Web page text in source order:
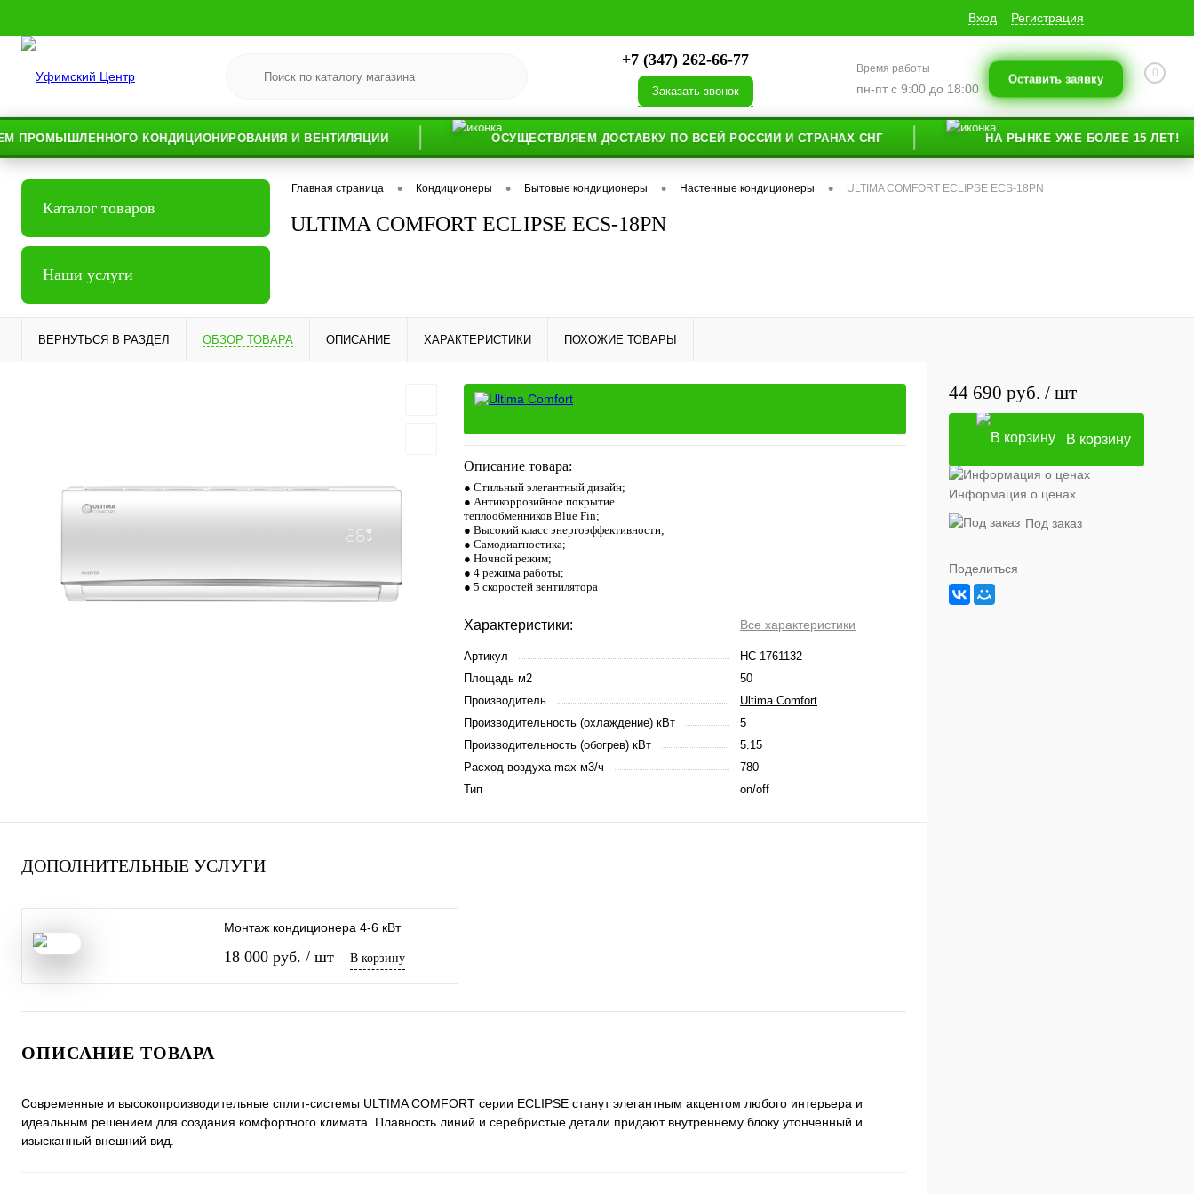
Вход Регистрация
+7 (347) 262-66-77
Заказать звонок
Оставить заявку
Время работы
пн-пт с 9:00 до 18:00
0
КОНДИЦИОНИРОВАНИЯ И ВЕНТИЛЯЦИИ ОСУЩЕСТВЛЯЕМ ДОСТАВКУ ПО ВСЕЙ РОССИИ И СТРАНАХ СНГ НА РЫНКЕ УЖЕ БОЛЕЕ 15 ЛЕТ!
Каталог товаров
Наши услуги
Главная страница • Кондиционеры • Бытовые кондиционеры • Настенные кондиционеры • ULTIMA COMFORT ECLIPSE ECS-18PN
ULTIMA COMFORT ECLIPSE ECS-18PN
ВЕРНУТЬСЯ В РАЗДЕЛ ОБЗОР ТОВАРА ОПИСАНИЕ ХАРАКТЕРИСТИКИ ПОХОЖИЕ ТОВАРЫ
Описание товара:
● Стильный элегантный дизайн;
● Антикоррозийное покрытие
теплообменников Blue Fin;
● Высокий класс энергоэффективности;
● Самодиагностика;
● Ночной режим;
● 4 режима работы;
● 5 скоростей вентилятора
Характеристики: Все характеристики
Артикул
НС-1761132
Площадь м2
50
Производитель
Ultima Comfort
Производительность (охлаждение) кВт
5
Производительность (обогрев) кВт
5.15
Расход воздуха max м3/ч
780
Тип
on/off
ДОПОЛНИТЕЛЬНЫЕ УСЛУГИ
Монтаж кондиционера 4-6 кВт
18 000 руб./ шт В корзину
ОПИСАНИЕ ТОВАРА
Современные и высокопроизводительные сплит-системы ULTIMA COMFORT серии ECLIPSE станут элегантным акцентом любого интерьера и
идеальным решением для создания комфортного климата. Плавность линий и серебристые детали придают внутреннему блоку утонченный и
изысканный внешний вид.
44 690 руб. / шт
В корзину
Информация о ценах
Под заказ
Поделиться